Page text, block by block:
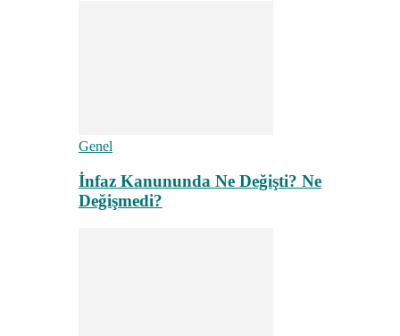
Genel
İnfaz Kanununda Ne Değişti? Ne
Değişmedi?